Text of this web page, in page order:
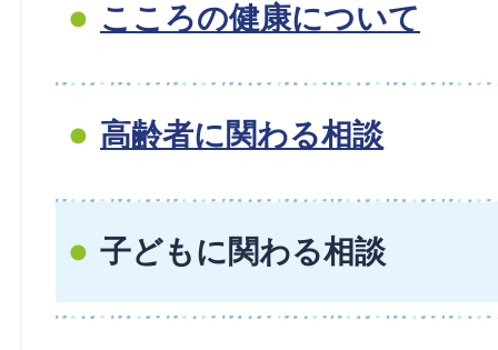
こころの健康について
高齢者に関わる相談
子どもに関わる相談